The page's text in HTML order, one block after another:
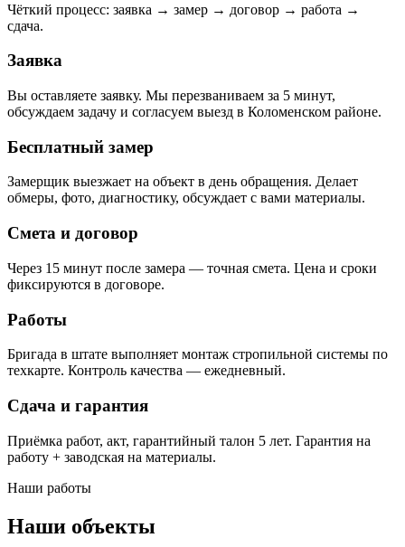
Чёткий процесс: заявка → замер → договор → работа →
сдача.
Заявка
Вы оставляете заявку. Мы перезваниваем за 5 минут,
обсуждаем задачу и согласуем выезд в Коломенском районе.
Бесплатный замер
Замерщик выезжает на объект в день обращения. Делает
обмеры, фото, диагностику, обсуждает с вами материалы.
Смета и договор
Через 15 минут после замера — точная смета. Цена и сроки
фиксируются в договоре.
Работы
Бригада в штате выполняет монтаж стропильной системы по
техкарте. Контроль качества — ежедневный.
Сдача и гарантия
Приёмка работ, акт, гарантийный талон 5 лет. Гарантия на
работу + заводская на материалы.
Наши работы
Наши объекты